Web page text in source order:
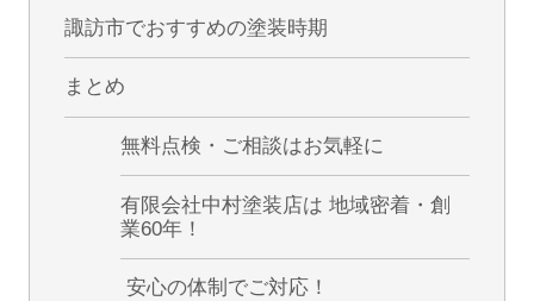
諏訪市でおすすめの塗装時期
まとめ
無料点検・ご相談はお気軽に
有限会社中村塗装店は 地域密着・創
業60年！
安心の体制でご対応！